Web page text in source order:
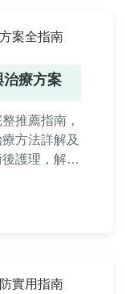
治療方案
推薦指南，
方法詳解及
護理，解決